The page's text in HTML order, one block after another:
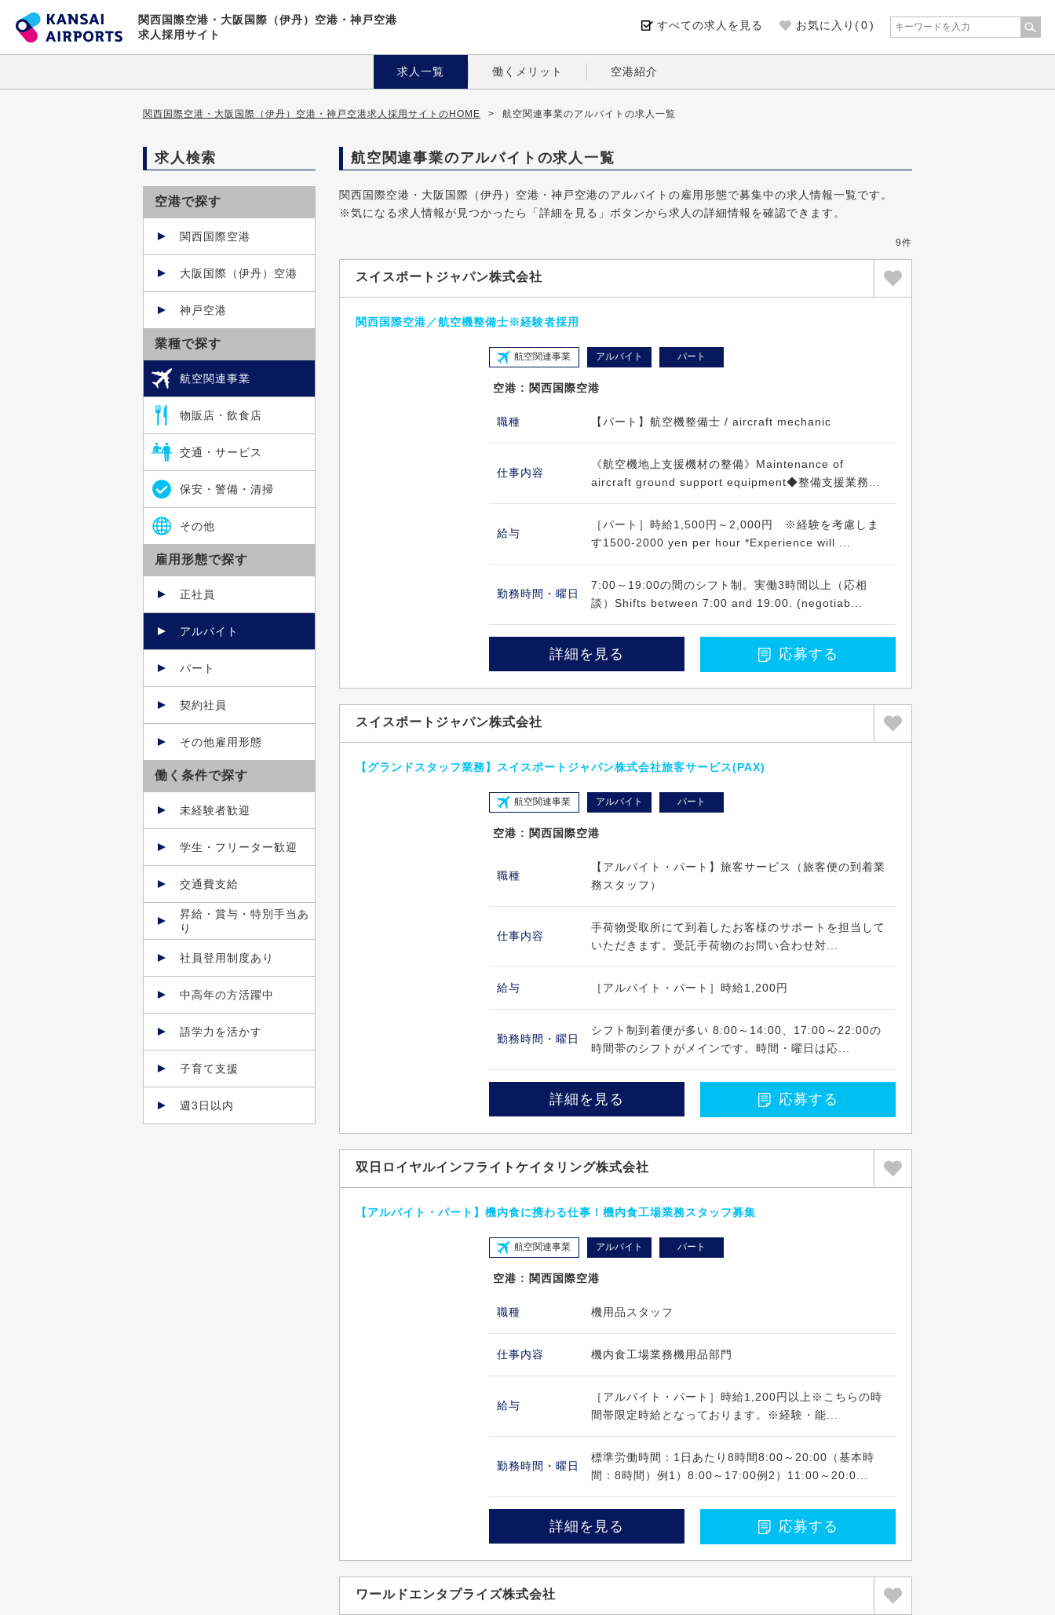
関西国際空港・大阪国際（伊丹）空港・神戸空港
求人採用サイト
すべての求人を見る お気に入り(0)
求人一覧 働くメリット 空港紹介
関西国際空港・大阪国際（伊丹）空港・神戸空港求人採用サイトのHOME > 航空関連事業のアルバイトの求人一覧
求人検索
空港で探す
関西国際空港
大阪国際（伊丹）空港
神戸空港
業種で探す
航空関連事業
物販店・飲食店
交通・サービス
保安・警備・清掃
その他
雇用形態で探す
正社員
アルバイト
パート
契約社員
その他雇用形態
働く条件で探す
未経験者歓迎
学生・フリーター歓迎
交通費支給
昇給・賞与・特別手当あ
り
社員登用制度あり
中高年の方活躍中
語学力を活かす
子育て支援
週3日以内
航空関連事業のアルバイトの求人一覧
関西国際空港・大阪国際（伊丹）空港・神戸空港のアルバイトの雇用形態で募集中の求人情報一覧です。
※気になる求人情報が見つかったら「詳細を見る」ボタンから求人の詳細情報を確認できます。
9件
スイスポートジャパン株式会社
関西国際空港／航空機整備士※経験者採用
航空関連事業 アルバイト パート
空港 : 関西国際空港
職種 【パート】航空機整備士 / aircraft mechanic
仕事内容
《航空機地上支援機材の整備》Maintenance of
aircraft ground support equipment◆整備支援業務...
給与
［パート］時給1,500円～2,000円 ※経験を考慮しま
す1500-2000 yen per hour *Experience will ...
勤務時間・曜日
7:00～19:00の間のシフト制。実働3時間以上（応相
談）Shifts between 7:00 and 19:00. (negotiab...
詳細を見る 応募する
スイスポートジャパン株式会社
【グランドスタッフ業務】スイスポートジャパン株式会社旅客サービス(PAX)
航空関連事業 アルバイト パート
空港 : 関西国際空港
職種
【アルバイト・パート】旅客サービス（旅客便の到着業
務スタッフ）
仕事内容
手荷物受取所にて到着したお客様のサポートを担当して
いただきます。受託手荷物のお問い合わせ対...
給与 ［アルバイト・パート］時給1,200円
勤務時間・曜日
シフト制到着便が多い 8:00～14:00、17:00～22:00の
時間帯のシフトがメインです。時間・曜日は応...
詳細を見る 応募する
双日ロイヤルインフライトケイタリング株式会社
【アルバイト・パート】機内食に携わる仕事！機内食工場業務スタッフ募集
航空関連事業 アルバイト パート
空港 : 関西国際空港
職種 機用品スタッフ
仕事内容 機内食工場業務機用品部門
給与
［アルバイト・パート］時給1,200円以上※こちらの時
間帯限定時給となっております。※経験・能...
勤務時間・曜日
標準労働時間：1日あたり8時間8:00～20:00（基本時
間：8時間）例1）8:00～17:00例2）11:00～20:0...
詳細を見る 応募する
ワールドエンタプライズ株式会社